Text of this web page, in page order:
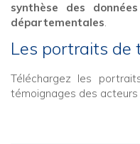
synthèse des
départementales.
Les portraits de
Téléchargez les
témoignages des acteurs